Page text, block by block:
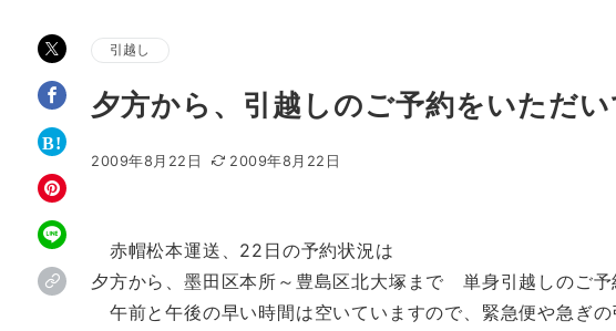
引越し
夕方から、引越しのご予約をいただ
2009年8月22日 2009年8月22日
赤帽松本運送、22日の予約状況は
夕方から、墨田区本所～豊島区北大塚まで 単身引越しのご予
午前と午後の早い時間は空いていますので、緊急便や急ぎ